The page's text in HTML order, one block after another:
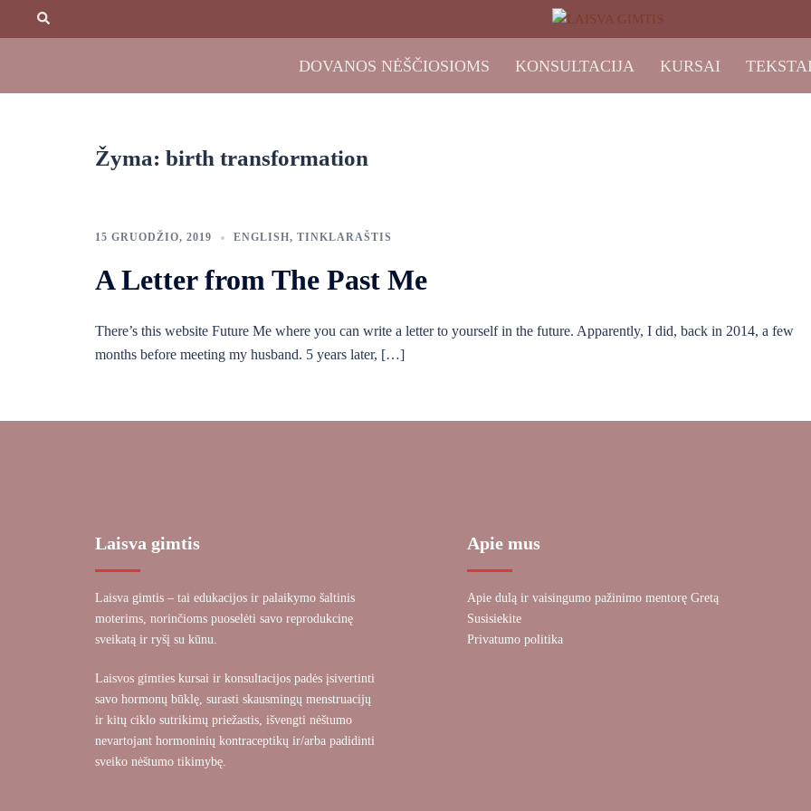
Search
DOVANOS NĖŠČIOSIOMS KONSULTACIJA KURSAI TEKSTAI
Žyma: birth transformation
15 GRUODŽIO, 2019 ENGLISH, TINKLARAŠTIS
A Letter from The Past Me
There’s this website Future Me where you can write a letter to yourself in the future. Apparently, I did, back in 2014, a few
months before meeting my husband. 5 years later, […]
Laisva gimtis
Laisva gimtis – tai edukacijos ir palaikymo šaltinis
moterims, norinčioms puoselėti savo reprodukcinę
sveikatą ir ryšį su kūnu.
Laisvos gimties kursai ir konsultacijos padės įsivertinti
savo hormonų būklę, surasti skausmingų menstruacijų
ir kitų ciklo sutrikimų priežastis, išvengti nėštumo
nevartojant hormoninių kontraceptikų ir/arba padidinti
sveiko nėštumo tikimybę.
Apie mus
Apie dulą ir vaisingumo pažinimo mentorę Gretą
Susisiekite
Privatumo politika